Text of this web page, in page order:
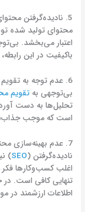
5. نادیده‌گرفتن محتوای تولید شده توسط کاربر
محتوای تولید شده
اعتبار می‌بخشد.
باکیفیت در این
6. عدم توجه به تقویم محتوایی
بی‌توجهی بهتقویم
تحلیل‌ها به دست
است که موجب
7. عدم بهینه‌سازی محتوا
نادیده‌گرفتن (SEO
)
اغلب کسب‌وکارها فکر
تنهایی کافی است.
اطلاعات ارزشمند